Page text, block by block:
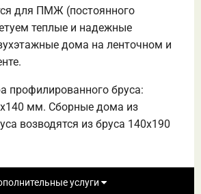
для ПМЖ (постоянного
теплые и надежные
дома на ленточном и
профилированного бруса:
мм. Сборные дома из
возводятся из бруса 140х190
услуги